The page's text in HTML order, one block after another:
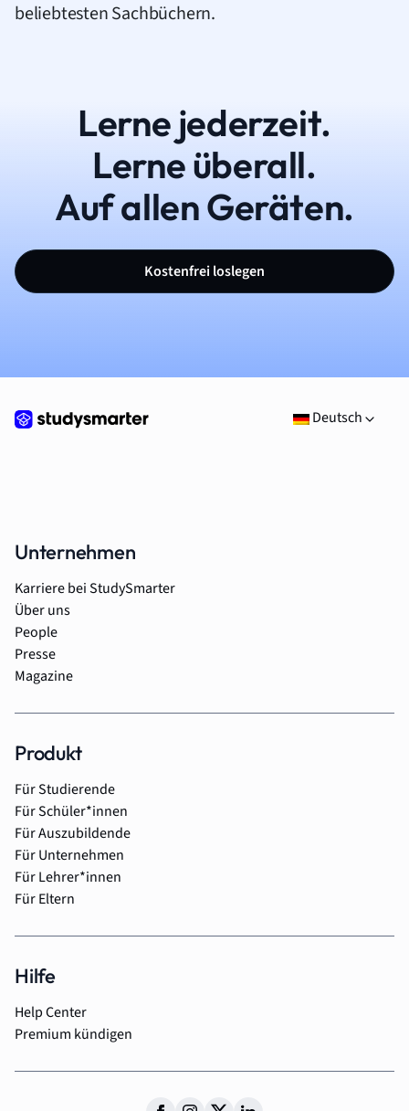
beliebtesten Sachbüchern.
Lerne jederzeit.
Lerne überall.
Auf allen Geräten.
Kostenfrei loslegen
Deutsch
Unternehmen
Karriere bei StudySmarter
Über uns
People
Presse
Magazine
Produkt
Für Studierende
Für Schüler*innen
Für Auszubildende
Für Unternehmen
Für Lehrer*innen
Für Eltern
Hilfe
Help Center
Premium kündigen